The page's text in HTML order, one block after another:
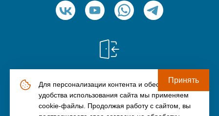
© ООО «Элемент» (ИНН: 9709045791), 2006-2026
Политика конфиденциальности
Для персонализации контента и обеспечения
удобства использования сайта мы применяем
cookie-файлы. Продолжая работу с сайтом, вы
Принять